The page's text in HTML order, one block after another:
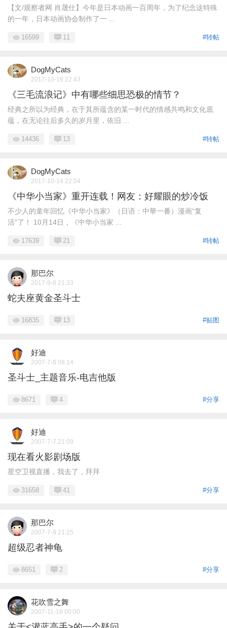
【文/观察者网 肖晟仕】今年是日本动画一百周年，为了纪念这特殊
的一年，日本动画协会制作了一 ...
#转帖
16599 11
DogMyCats
2017-10-18 22:43
《三毛流浪记》中有哪些细思恐极的情节？
经典之所以为经典，在于其所蕴含的某一时代的情感共鸣和文化底
蕴，在无论往后多久的岁月里，依旧 ...
#转帖
14436 13
DogMyCats
2017-10-14 22:04
《中华小当家》重开连载！网友：好耀眼的炒冷饭
不少人的童年回忆《中华小当家》（日语：中華一番）漫画“复
活”了！ 10月14日，《中华小当家 ...
#转帖
17639 21
那巴尔
2017-9-8 21:33
蛇夫座黄金圣斗士
#贴图
16835 13
好迪
2007-7-8 08:14
圣斗士_主题音乐-电吉他版
#分享
8671 4
好迪
2007-7-7 21:09
现在看火影剧场版
星空卫视直播，我去了，拜拜
#分享
31658 41
那巴尔
2007-7-9 21:25
超级忍者神龟
#分享
8651 2
花吹雪之舞
2007-11-18 00:00